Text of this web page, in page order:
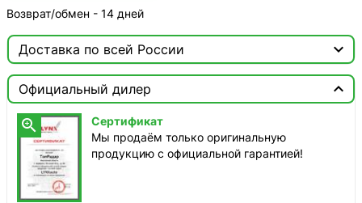
Возврат/обмен - 14 дней
Доставка по всей России 
 Москва
ТопРадар — Курьер
сегодня, от 350 ₽
ТопРадар — Самовывоз
сегодня, бесплатно
наб. Бережковская, д. 20, стр. 19
Официальный дилер


Сертификат
Мы продаём только оригинальную
продукцию с официальной гарантией!